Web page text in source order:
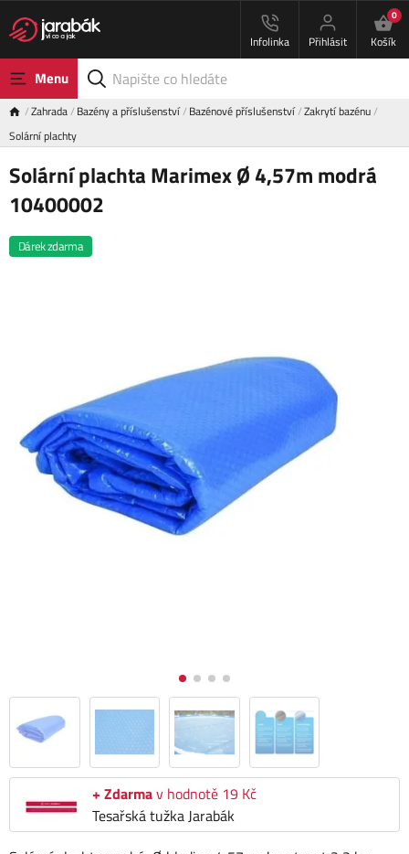
Infolinka Přihlásit
0
Košík
Menu
Zahrada Bazény a příslušenství Bazénové příslušenství Zakrytí bazénu
Solární plachty
Solární plachta Marimex Ø 4,57m modrá
10400002
Dárek zdarma
+ Zdarmav hodnotě 19 Kč
Tesařská tužka Jarabák